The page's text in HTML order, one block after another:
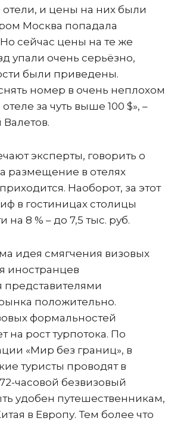
отели, и цены на них были
Москва попадала
сейчас цены на те же
упали очень серьёзно,
были приведены.
номер в очень неплохом
за чуть выше 100 $», –
эксперты, говорить о
размещение в отелях
Наоборот, за этот
в гостиницах столицы
на 8 % – до 7,5 тыс. руб.
идея смягчения визовых
иностранцев
представителями
положительно.
формальностей
на рост турпотока. По
«Мир без границ», в
туристы проводят в
часовой безвизовый
удобен путешественникам,
в Европу. Тем более что